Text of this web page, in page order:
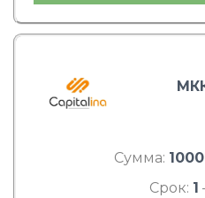
Сумма: 1000
Срок: 1